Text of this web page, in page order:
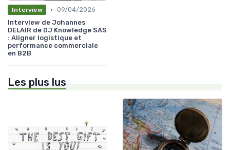
Interview • 09/04/2026
Interview de Johannes
DELAIR de DJ Knowledge SAS
: Aligner logistique et
performance commerciale
en B2B
Les plus lus